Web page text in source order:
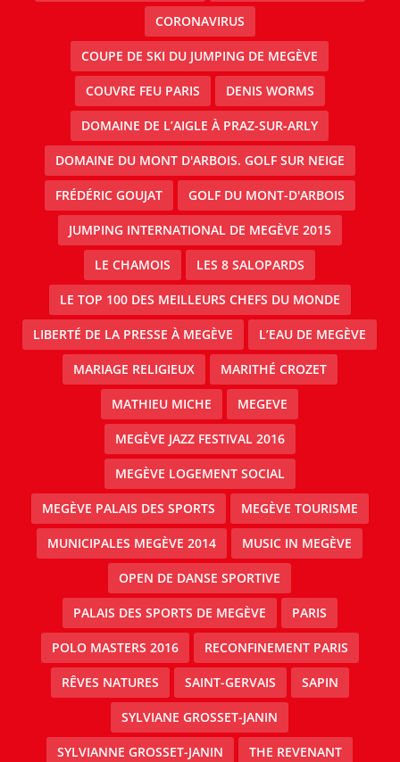
CORONAVIRUS
COUPE DE SKI DU JUMPING DE MEGÈVE
COUVRE FEU PARIS DENIS WORMS
DOMAINE DE L’AIGLE À PRAZ-SUR-ARLY
DOMAINE DU MONT D'ARBOIS. GOLF SUR NEIGE
FRÉDÉRIC GOUJAT GOLF DU MONT-D'ARBOIS
JUMPING INTERNATIONAL DE MEGÈVE 2015
LE CHAMOIS LES 8 SALOPARDS
LE TOP 100 DES MEILLEURS CHEFS DU MONDE
LIBERTÉ DE LA PRESSE À MEGÈVE L’EAU DE MEGÈVE
MARIAGE RELIGIEUX MARITHÉ CROZET
MATHIEU MICHE MEGEVE
MEGÈVE JAZZ FESTIVAL 2016
MEGÈVE LOGEMENT SOCIAL
MEGÈVE PALAIS DES SPORTS MEGÈVE TOURISME
MUNICIPALES MEGÈVE 2014 MUSIC IN MEGÈVE
OPEN DE DANSE SPORTIVE
PALAIS DES SPORTS DE MEGÈVE PARIS
POLO MASTERS 2016 RECONFINEMENT PARIS
RÊVES NATURES SAINT-GERVAIS SAPIN
SYLVIANE GROSSET-JANIN
SYLVIANNE GROSSET-JANIN THE REVENANT